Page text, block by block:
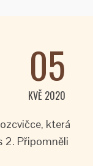
05
KVĚ 2020
která
2. Připomněli